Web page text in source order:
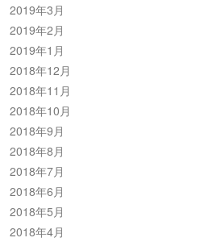
2019年3月
2019年2月
2019年1月
2018年12月
2018年11月
2018年10月
2018年9月
2018年8月
2018年7月
2018年6月
2018年5月
2018年4月